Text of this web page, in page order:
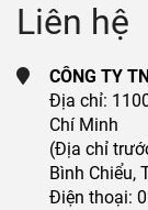
Liên hệ
CÔNG TY
Địa chỉ:
Chí Minh
(Địa chỉ
Bình Chiểu,
Điện thoại: